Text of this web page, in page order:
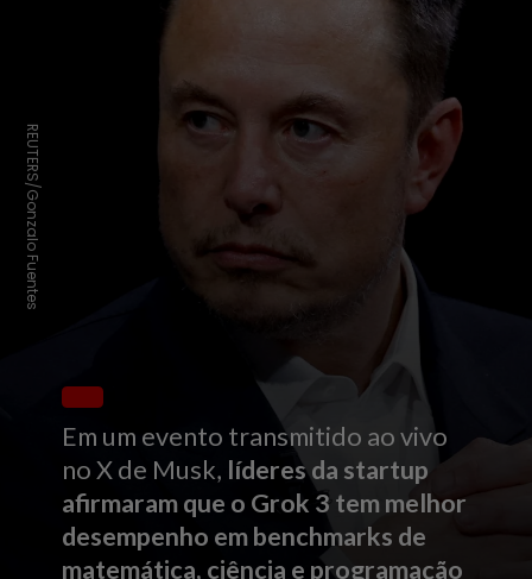
Em um evento transmitido ao vivo
no X de Musk, líderes da startup
afirmaram que o Grok 3 tem melhor
desempenho em benchmarks de
matemática, ciência e programação
REUTERS/Gonzalo Fuentes